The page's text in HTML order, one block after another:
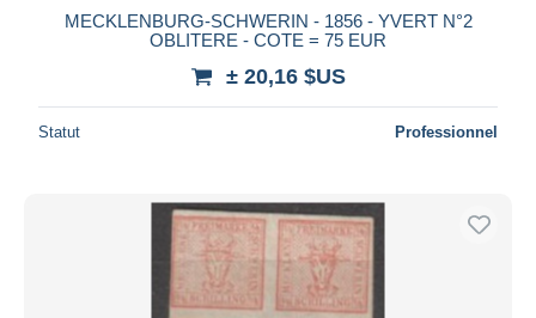
MECKLENBURG-SCHWERIN - 1856 - YVERT N°2
OBLITERE - COTE = 75 EUR
± 20,16 $US
Statut Professionnel